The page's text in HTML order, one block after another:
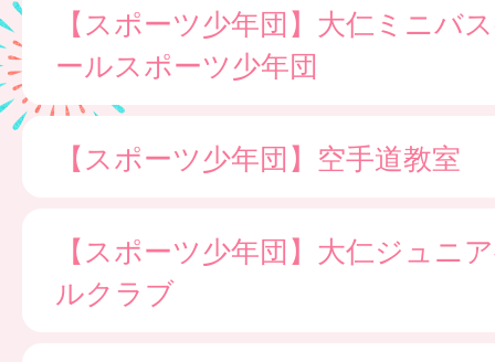
【スポーツ少年団】大仁ミニバ
ールスポーツ少年団
【スポーツ少年団】空手道教室
【スポーツ少年団】大仁ジュニ
ルクラブ